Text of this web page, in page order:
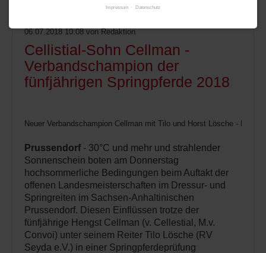
06.07.2018 10:08 von Redaktion
Cellistial-Sohn Cellman -
Verbandschampion der
fünfjährigen Springpferde 2018
Neuer Verbandschampion Cellman mit Tilo und Horst Lösche - Foto:
Prussendorf - 30°C und mehr und strahlender
Sonnenschein boten am Donnerstag
hochsommerliche Bedingungen beim Auftakt der
offenen Landesmeisterschaften im Dressur- und
Springreiten im Sachsen-Anhaltinischen
Prussendorf. Diesen Einflüssen trotze der
fünfjährige Hengst Cellman (v. Cellestial, M.v.
Convoi) unter seinem Reiter Tilo Lösche (RV
Seyda e.V.) in einer Springpferdeprüfung
Impressum Datenschutz